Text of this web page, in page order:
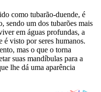
como tubarão-duende, é
sendo um dos tubarões mais
em águas profundas, a
visto por seres humanos.
mas o que o torna
suas mandíbulas para a
lhe dá uma aparência